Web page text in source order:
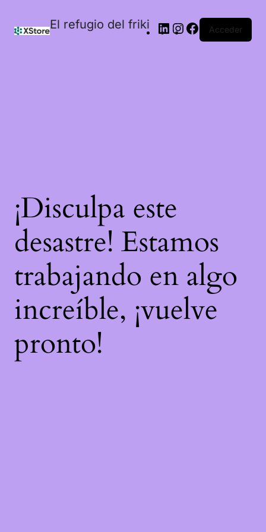
El refugio del friki Acceder
¡Disculpa este
desastre! Estamos
trabajando en algo
increíble, ¡vuelve
pronto!